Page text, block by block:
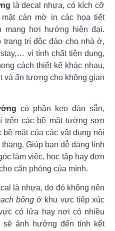
là decal nhựa, có kích cỡ
cán mờ in các họa tiết
mang hơi hướng hiện đại.
trí độc đáo cho nhà ở,
vì tính chất tiện dụng,
cách thiết kế khác nhau,
và ấn tượng cho không gian
có phần keo dán sẵn,
trên các bề mặt tường sơn
bề mặt của các vật dụng nội
Giúp bạn dễ dàng linh
làm việc, học tập hay đơn
căn phòng của mình.
là nhựa, do đó không nên
bông ở khu vực tiếp xúc
có lửa hay nơi có nhiều
ảnh hưởng đến tính kết